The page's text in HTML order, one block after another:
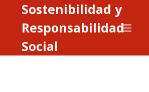
Sostenibilidad y
Responsabilidad
Social